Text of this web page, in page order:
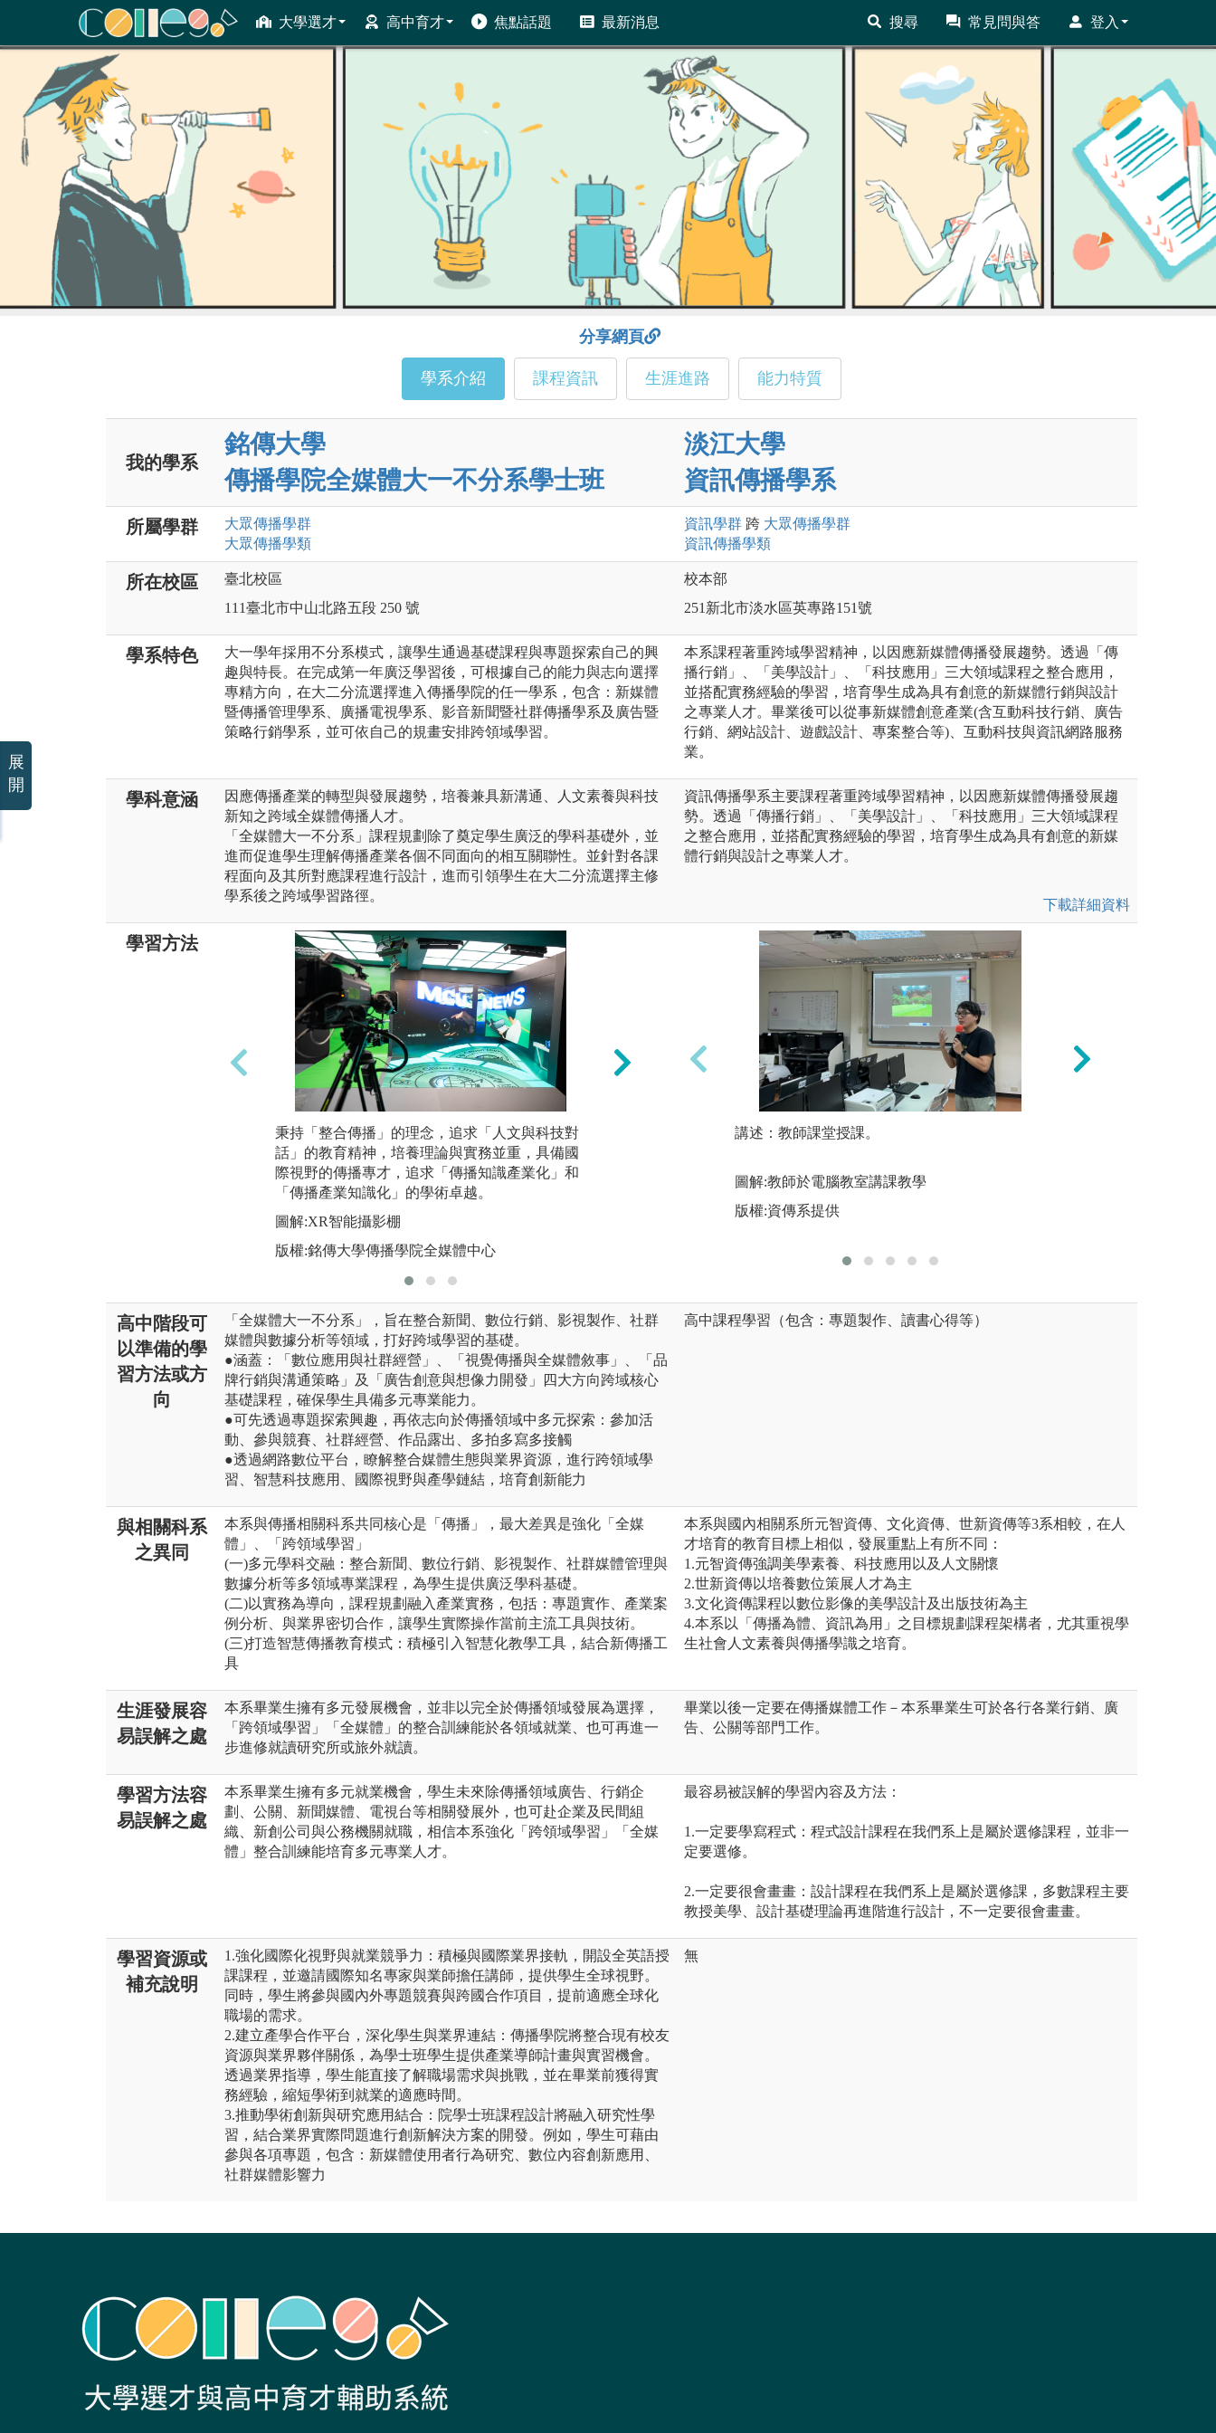
大學選才 高中育才 焦點話題 最新消息 搜尋 常見問與答 登入
ColleGo! 大學選才與高中育才輔助系統
分享網頁
學系介紹 課程資訊 生涯進路 能力特質
我的學系
銘傳大學
傳播學院全媒體大一不分系學士班
淡江大學
資訊傳播學系
所屬學群 大眾傳播學群
大眾傳播學類
資訊學群 跨 大眾傳播學群
資訊傳播學類
所在校區
臺北校區
111臺北市中山北路五段 250 號
校本部
251新北市淡水區英專路151號
學系特色
大一學年採用不分系模式，讓學生通過基礎課程與專題探索自己的興
趣與特長。在完成第一年廣泛學習後，可根據自己的能力與志向選擇
專精方向，在大二分流選擇進入傳播學院的任一學系，包含：新媒體
暨傳播管理學系、廣播電視學系、影音新聞暨社群傳播學系及廣告暨
策略行銷學系，並可依自己的規畫安排跨領域學習。
本系課程著重跨域學習精神，以因應新媒體傳播發展趨勢。透過「傳
播行銷」、「美學設計」、「科技應用」三大領域課程之整合應用，
並搭配實務經驗的學習，培育學生成為具有創意的新媒體行銷與設計
之專業人才。畢業後可以從事新媒體創意產業(含互動科技行銷、廣告
行銷、網站設計、遊戲設計、專案整合等)、互動科技與資訊網路服務
業。
學科意涵
因應傳播產業的轉型與發展趨勢，培養兼具新溝通、人文素養與科技
新知之跨域全媒體傳播人才。
「全媒體大一不分系」課程規劃除了奠定學生廣泛的學科基礎外，並
進而促進學生理解傳播產業各個不同面向的相互關聯性。並針對各課
程面向及其所對應課程進行設計，進而引領學生在大二分流選擇主修
學系後之跨域學習路徑。
資訊傳播學系主要課程著重跨域學習精神，以因應新媒體傳播發展趨
勢。透過「傳播行銷」、「美學設計」、「科技應用」三大領域課程
之整合應用，並搭配實務經驗的學習，培育學生成為具有創意的新媒
體行銷與設計之專業人才。
下載詳細資料
學習方法
秉持「整合傳播」的理念，追求「人文與科技對
話」的教育精神，培養理論與實務並重，具備國
際視野的傳播專才，追求「傳播知識產業化」和
「傳播產業知識化」的學術卓越。
圖解:XR智能攝影棚
版權:銘傳大學傳播學院全媒體中心
採跨媒體、跨專長團隊合作，進行媒體數位匯
圖解:虛擬攝影棚
版權:銘傳大學傳播學院全媒體中心
講述：教師課堂授課。
圖解:教師於電腦教室講課教學
版權:資傳系提供
高中階段可
以準備的學
習方法或方
向
「全媒體大一不分系」，旨在整合新聞、數位行銷、影視製作、社群
媒體與數據分析等領域，打好跨域學習的基礎。
●涵蓋：「數位應用與社群經營」、「視覺傳播與全媒體敘事」、「品
牌行銷與溝通策略」及「廣告創意與想像力開發」四大方向跨域核心
基礎課程，確保學生具備多元專業能力。
●可先透過專題探索興趣，再依志向於傳播領域中多元探索：參加活
動、參與競賽、社群經營、作品露出、多拍多寫多接觸
●透過網路數位平台，瞭解整合媒體生態與業界資源，進行跨領域學
習、智慧科技應用、國際視野與產學鏈結，培育創新能力
高中課程學習（包含：專題製作、讀書心得等）
與相關科系
之異同
本系與傳播相關科系共同核心是「傳播」，最大差異是強化「全媒
體」、「跨領域學習」
(一)多元學科交融：整合新聞、數位行銷、影視製作、社群媒體管理與
數據分析等多領域專業課程，為學生提供廣泛學科基礎。
(二)以實務為導向，課程規劃融入產業實務，包括：專題實作、產業案
例分析、與業界密切合作，讓學生實際操作當前主流工具與技術。
(三)打造智慧傳播教育模式：積極引入智慧化教學工具，結合新傳播工
具
本系與國內相關系所元智資傳、文化資傳、世新資傳等3系相較，在人
才培育的教育目標上相似，發展重點上有所不同：
1.元智資傳強調美學素養、科技應用以及人文關懷
2.世新資傳以培養數位策展人才為主
3.文化資傳課程以數位影像的美學設計及出版技術為主
4.本系以「傳播為體、資訊為用」之目標規劃課程架構者，尤其重視學
生社會人文素養與傳播學識之培育。
生涯發展容
易誤解之處
本系畢業生擁有多元發展機會，並非以完全於傳播領域發展為選擇，
「跨領域學習」「全媒體」的整合訓練能於各領域就業、也可再進一
步進修就讀研究所或旅外就讀。
畢業以後一定要在傳播媒體工作－本系畢業生可於各行各業行銷、廣
告、公關等部門工作。
學習方法容
易誤解之處
本系畢業生擁有多元就業機會，學生未來除傳播領域廣告、行銷企
劃、公關、新聞媒體、電視台等相關發展外，也可赴企業及民間組
織、新創公司與公務機關就職，相信本系強化「跨領域學習」「全媒
體」整合訓練能培育多元專業人才。
最容易被誤解的學習內容及方法：
1.一定要學寫程式：程式設計課程在我們系上是屬於選修課程，並非一
定要選修。
2.一定要很會畫畫：設計課程在我們系上是屬於選修課，多數課程主要
教授美學、設計基礎理論再進階進行設計，不一定要很會畫畫。
學習資源或
補充說明
1.強化國際化視野與就業競爭力：積極與國際業界接軌，開設全英語授
課課程，並邀請國際知名專家與業師擔任講師，提供學生全球視野。
同時，學生將參與國內外專題競賽與跨國合作項目，提前適應全球化
職場的需求。
2.建立產學合作平台，深化學生與業界連結：傳播學院將整合現有校友
資源與業界夥伴關係，為學士班學生提供產業導師計畫與實習機會。
透過業界指導，學生能直接了解職場需求與挑戰，並在畢業前獲得實
務經驗，縮短學術到就業的適應時間。
3.推動學術創新與研究應用結合：院學士班課程設計將融入研究性學
習，結合業界實際問題進行創新解決方案的開發。例如，學生可藉由
參與各項專題，包含：新媒體使用者行為研究、數位內容創新應用、
社群媒體影響力
無
展
開